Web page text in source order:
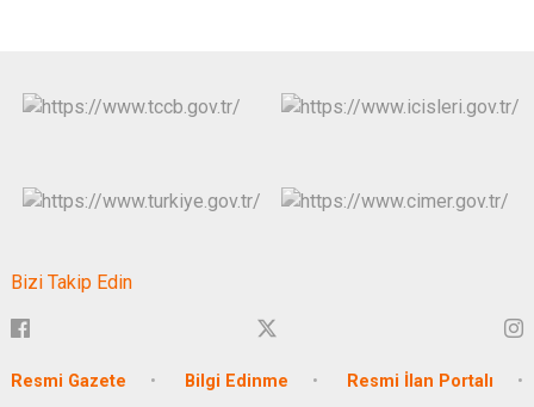
Bizi Takip Edin
Resmi Gazete Bilgi Edinme Resmi İlan Portalı